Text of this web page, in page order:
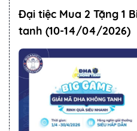
Đại tiệc Mua 2 Tặng 1
tanh (10-14/04/2026)